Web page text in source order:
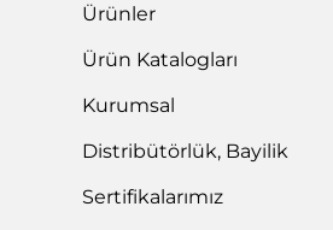
Ürünler
Ürün Katalogları
Kurumsal
Distribütörlük, Bayilik
Sertifikalarımız